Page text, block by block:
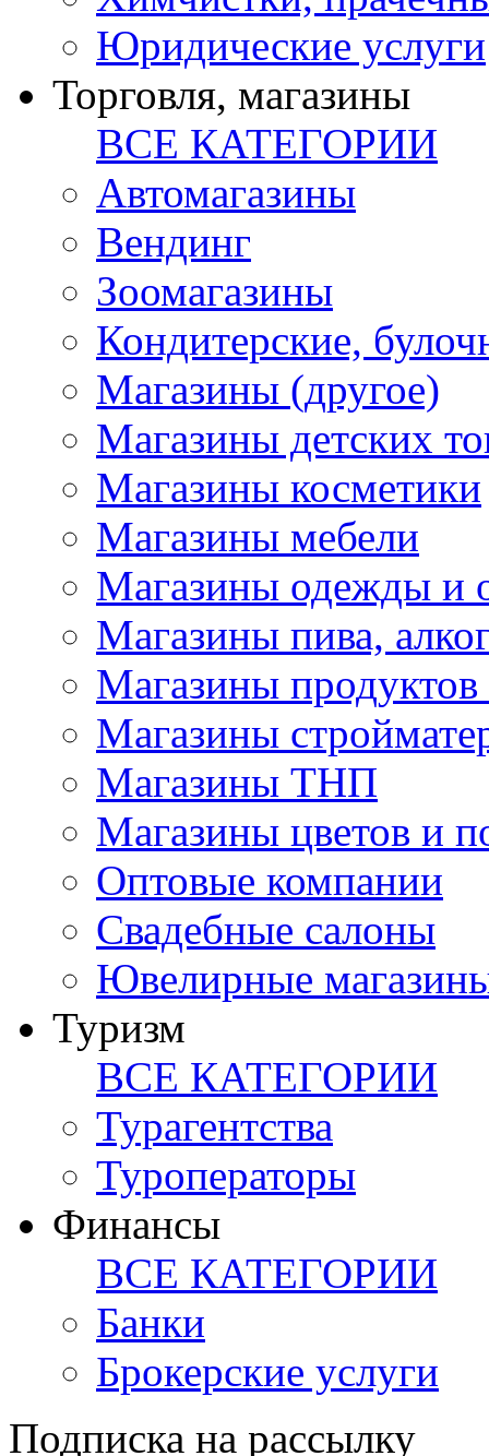
Юридические услуги
Торговля, магазины
ВСЕ КАТЕГОРИИ
Автомагазины
Вендинг
Зоомагазины
Кондитерские,
Магазины (другое)
Магазины детских
Магазины косметики
Магазины мебели
Магазины одежды и
Магазины пива,
Магазины продуктов
Магазины
Магазины ТНП
Магазины цветов и
Оптовые компании
Свадебные салоны
Ювелирные
Туризм
ВСЕ КАТЕГОРИИ
Турагентства
Туроператоры
Финансы
ВСЕ КАТЕГОРИИ
Банки
Брокерские услуги
Подписка на рассылку